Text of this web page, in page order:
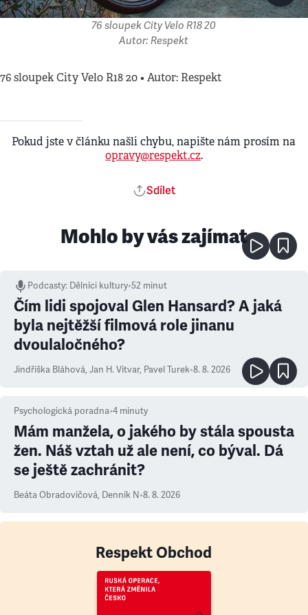
76 sloupek City Velo R18 20
Autor: Respekt
76 sloupek City Velo R18 20 • Autor: Respekt
Pokud jste v článku našli chybu, napište nám prosím na
opravy@respekt.cz.
Sdílet
Mohlo by vás zajímat
Podcasty: Dělníci kultury•52 minut
Čím lidi spojoval Glen Hansard? A jaká
byla nejtěžší filmová role jinanu
dvoulaločného?
Jindřiška Bláhová, Jan H. Vitvar, Pavel Turek•8. 8. 2026
Psychologická poradna•4 minuty
Mám manžela, o jakého by stála spousta
žen. Náš vztah už ale není, co býval. Dá
se ještě zachránit?
Beáta Obradovičová, Denník N•8. 8. 2026
Respekt Obchod